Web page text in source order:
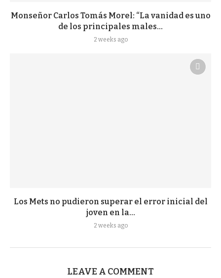
Monseñor Carlos Tomás Morel: “La vanidad es uno
de los principales males...
2 weeks ago
Los Mets no pudieron superar el error inicial del
joven en la...
2 weeks ago
LEAVE A COMMENT